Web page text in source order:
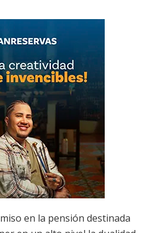
en la pensión destinada